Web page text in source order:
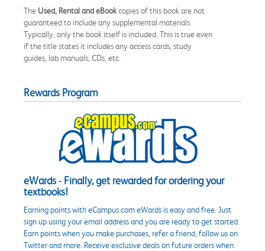
The Used, Rental and eBookcopies of this book are not
guaranteed to include any supplemental materials.
Typically, only the book itself is included. This is true even
if the title states it includes any access cards, study
guides, lab manuals, CDs, etc.
Rewards Program
eWards - Finally, get rewarded for ordering your
textbooks!
Earning points with eCampus.com eWards is easy and free. Just
sign up using your email address and you are ready to get started.
Earn points when you make purchases, refer a friend, follow us on
Twitter and more. Receive exclusive deals on future orders when